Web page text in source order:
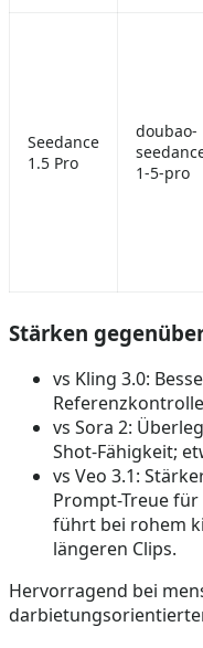
Seedance
1.5 Pro
doubao-
1-5-pro
Stärken
vs Kling 3.0:
vs Sora 2:
Shot-Fähigkeit;
vs Veo 3.1:
Prompt-Treue
führt bei rohem
längeren Clips.
Hervorragend bei